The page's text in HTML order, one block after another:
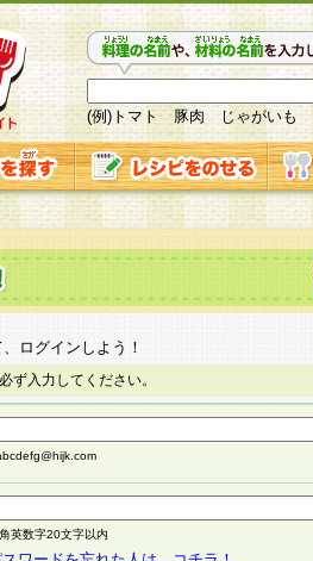
(例)トマト 豚肉 じゃがいも
ログインしよう！
ず入力してください。
英数字20文字以内